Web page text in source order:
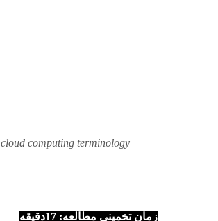
cloud computing terminology
زمان تخمینی مطالعه: 17
دقیقه